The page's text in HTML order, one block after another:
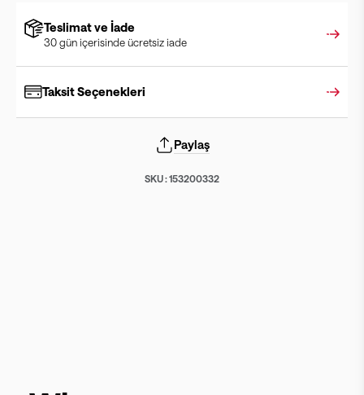
Teslimat ve İade
30 gün içerisinde ücretsiz iade
Taksit Seçenekleri
Paylaş
SKU :153200332